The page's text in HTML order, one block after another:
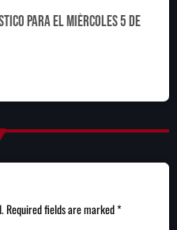
para el miércoles 5 de
Required fields are marked *